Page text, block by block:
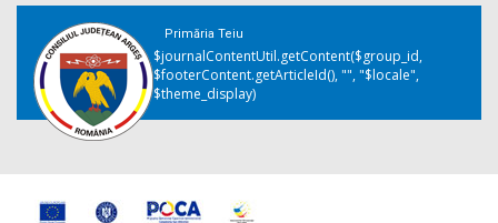
Primăria Teiu
$journalContentUtil.getContent($group_id,
$footerContent.getArticleId(), "", "$locale",
$theme_display)